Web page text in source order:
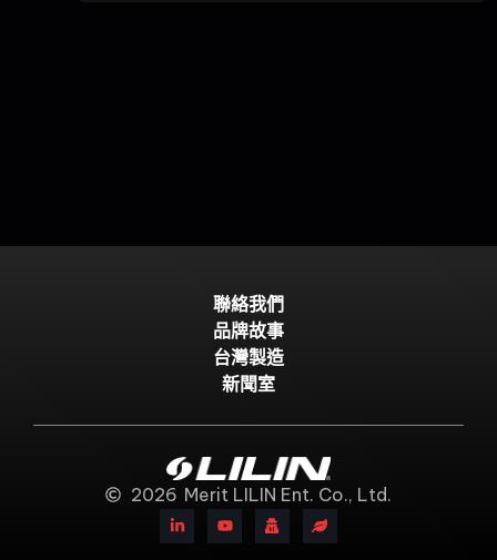
聯絡我們
品牌故事
台灣製造
新聞室
2026 Merit LILIN Ent. Co., Ltd.